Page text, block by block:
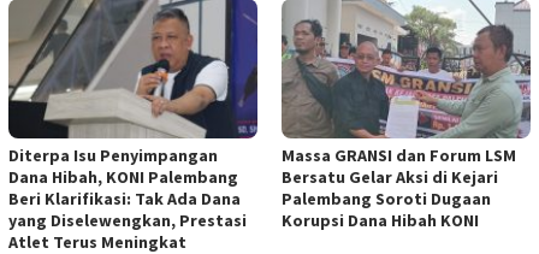
Diterpa Isu Penyimpangan
Dana Hibah, KONI Palembang
Beri Klarifikasi: Tak Ada Dana
yang Diselewengkan, Prestasi
Atlet Terus Meningkat
Massa GRANSI dan Forum LSM
Bersatu Gelar Aksi di Kejari
Palembang Soroti Dugaan
Korupsi Dana Hibah KONI